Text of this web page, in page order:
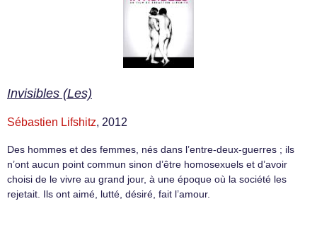
Invisibles (Les)
Sébastien Lifshitz, 2012
Des hommes et des femmes, nés dans l’entre-deux-guerres ; ils
n’ont aucun point commun sinon d’être homosexuels et d’avoir
choisi de le vivre au grand jour, à une époque où la société les
rejetait. Ils ont aimé, lutté, désiré, fait l’amour.